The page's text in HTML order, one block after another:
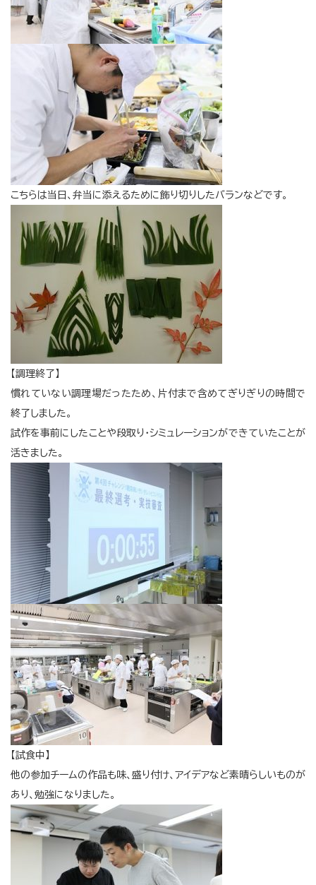
こちらは当日、弁当に添えるために飾り切りしたバランなどです。
【調理終了】
慣れていない調理場だったため、片付まで含めてぎりぎりの時間で
終了しました。
試作を事前にしたことや段取り・シミュレーションができていたことが
活きました。
【試食中】
他の参加チームの作品も味、盛り付け、アイデアなど素晴らしいものが
あり、勉強になりました。